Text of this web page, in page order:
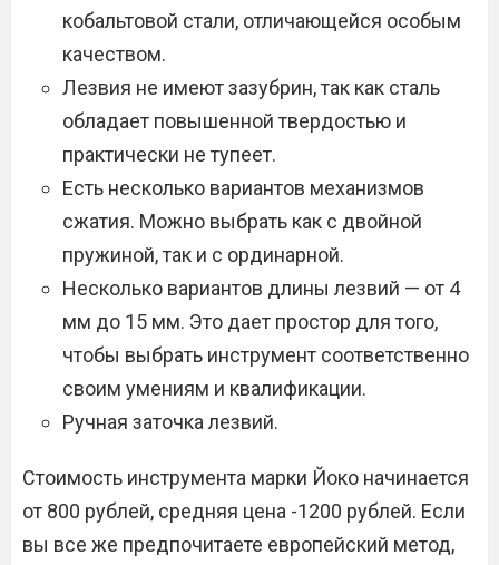
кобальтовой стали, отличающейся особым
качеством.
Лезвия не имеют зазубрин, так как сталь
обладает повышенной твердостью и
практически не тупеет.
Есть несколько вариантов механизмов
сжатия. Можно выбрать как с двойной
пружиной, так и с ординарной.
Несколько вариантов длины лезвий — от 4
мм до 15 мм. Это дает простор для того,
чтобы выбрать инструмент соответственно
своим умениям и квалификации.
Ручная заточка лезвий.
Стоимость инструмента марки Йоко начинается
от 800 рублей, средняя цена -1200 рублей. Если
вы все же предпочитаете европейский метод,